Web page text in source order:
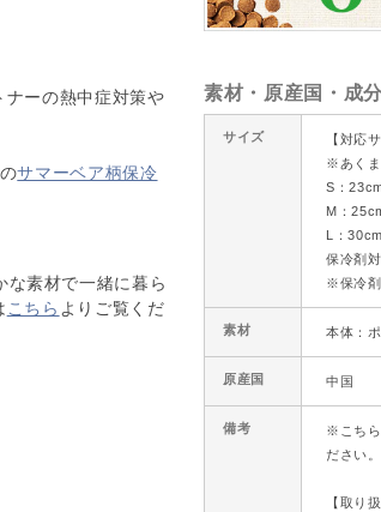
ーの熱中症対策や
サマーベア柄保冷
素材で一緒に暮ら
こちら よりご覧くだ
素材・原産国・成
サイズ
【対応
※あくま
S：
M：
L：
保冷剤
※保冷剤
素材 本体：
原産国 中国
備考
※こちら
ださい。
【取り